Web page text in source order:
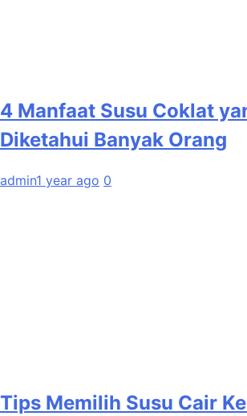
4 Manfaat Susu Coklat
Diketahui Banyak Orang
admin1 year ago 0
Tips Memilih Susu Cair